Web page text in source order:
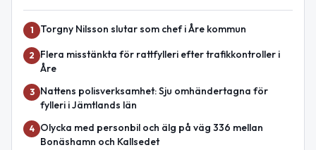
1 Torgny Nilsson slutar som chef i Åre kommun
2
Flera misstänkta för rattfylleri efter trafikkontroller i
Åre
3
Nattens polisverksamhet: Sju omhändertagna för
fylleri i Jämtlands län
4
Olycka med personbil och älg på väg 336 mellan
Bonäshamn och Kallsedet